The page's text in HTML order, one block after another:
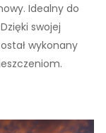
Idealny do
swojej
wykonany